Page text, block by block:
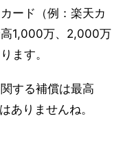
ード（例：楽天カ
1,000万、2,000万
ます。
する補償は最高
ありませんね。